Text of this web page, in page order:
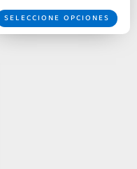
SELECCIONE OPCIONES